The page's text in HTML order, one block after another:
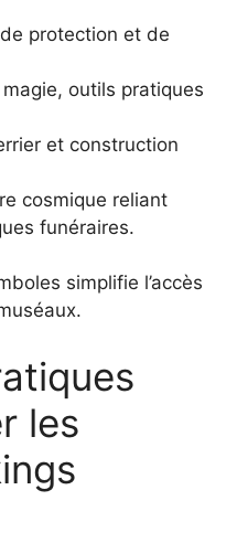
protection et de
outils pratiques
et construction
cosmique reliant
funéraires.
simplifie l’accès
les